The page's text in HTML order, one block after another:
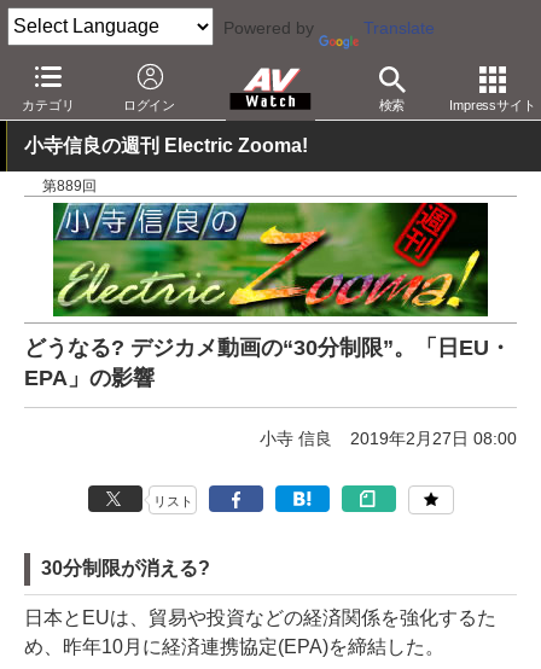
Powered by Translate
カテゴリ ログイン 検索 Impressサイト
AV Watch 動向 業界動向
小寺信良の週刊 Electric Zooma!
第889回
どうなる? デジカメ動画の“30分制限”。「日EU・
EPA」の影響
小寺 信良 2019年2月27日 08:00
リスト
30分制限が消える?
日本とEUは、貿易や投資などの経済関係を強化するた
め、昨年10月に経済連携協定(EPA)を締結した。